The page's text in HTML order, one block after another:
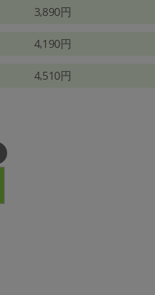
3,890円
4,190円
4,510円